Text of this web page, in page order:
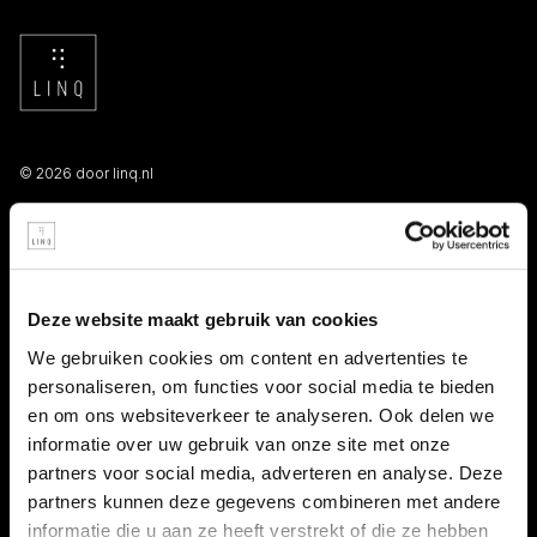
Deze website maakt gebruik van cookies
We gebruiken cookies om content en advertenties te
personaliseren, om functies voor social media te bieden
en om ons websiteverkeer te analyseren. Ook delen we
informatie over uw gebruik van onze site met onze
partners voor social media, adverteren en analyse. Deze
partners kunnen deze gegevens combineren met andere
informatie die u aan ze heeft verstrekt of die ze hebben
© 2026 door linq.nl
LINKS
Persooneelsgids uitzendkrachten
Antidiscriminatiebeleid
Klacht indienen